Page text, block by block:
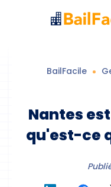
BailFacile
Nantes
qu'est-ce